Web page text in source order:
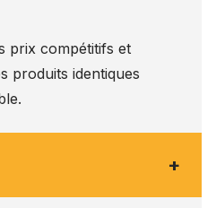
prix compétitifs et
produits identiques
+